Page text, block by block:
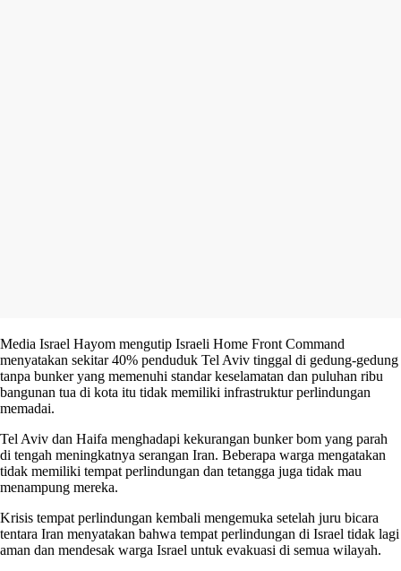
Media Israel Hayom mengutip Israeli Home Front Command
menyatakan sekitar 40% penduduk Tel Aviv tinggal di gedung-gedung
tanpa bunker yang memenuhi standar keselamatan dan puluhan ribu
bangunan tua di kota itu tidak memiliki infrastruktur perlindungan
memadai.
Tel Aviv dan Haifa menghadapi kekurangan bunker bom yang parah
di tengah meningkatnya serangan Iran. Beberapa warga mengatakan
tidak memiliki tempat perlindungan dan tetangga juga tidak mau
menampung mereka.
Krisis tempat perlindungan kembali mengemuka setelah juru bicara
tentara Iran menyatakan bahwa tempat perlindungan di Israel tidak lagi
aman dan mendesak warga Israel untuk evakuasi di semua wilayah.